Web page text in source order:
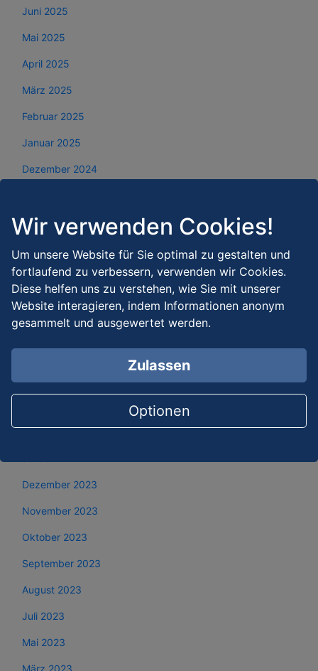
Juni 2025
Mai 2025
April 2025
März 2025
Februar 2025
Januar 2025
Dezember 2024
Oktober 2024
September 2024
August 2024
Juli 2024
Juni 2024
Februar 2024
Dezember 2023
November 2023
Oktober 2023
September 2023
August 2023
Juli 2023
Mai 2023
Wir verwenden Cookies!
Um unsere Website für Sie optimal zu gestalten und
fortlaufend zu verbessern, verwenden wir Cookies.
Diese helfen uns zu verstehen, wie Sie mit unserer
Website interagieren, indem Informationen anonym
gesammelt und ausgewertet werden.
Zulassen
Optionen